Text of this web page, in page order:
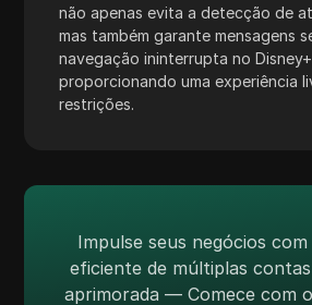
Target
Telegram
TikTok
TransferWise
Twitch
não apenas evita a detecção de
mas também garante mensagens
navegação ininterrupta no Disney+,
proporcionando uma experiência
restrições.
Impulse seus negócios
eficiente de múltiplas
aprimorada — Comece com